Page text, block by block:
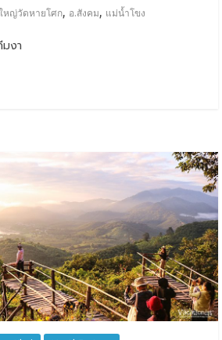
หญ่วัดหายโศก, อ.สังคม, แม่น้ำโขง
มงา